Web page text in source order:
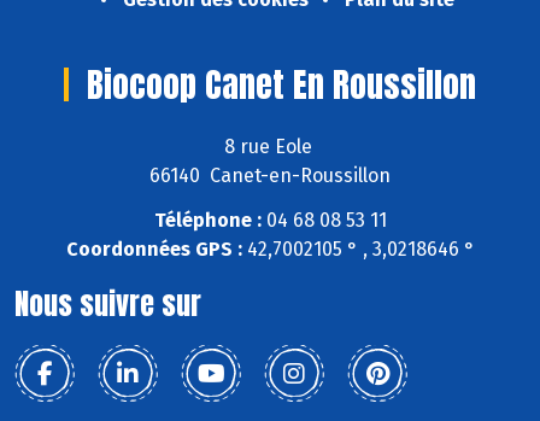
Biocoop Canet En Roussillon
8 rue Eole
66140 Canet-en-Roussillon
Téléphone :04 68 08 53 11
Coordonnées GPS :42,7002105 ° , 3,0218646 °
Nous suivre sur